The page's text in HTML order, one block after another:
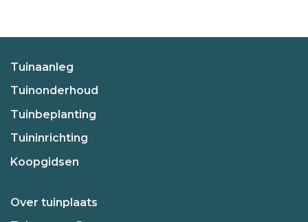
Tuinaanleg
Tuinonderhoud
Tuinbeplanting
Tuininrichting
Koopgidsen
Over tuinplaats